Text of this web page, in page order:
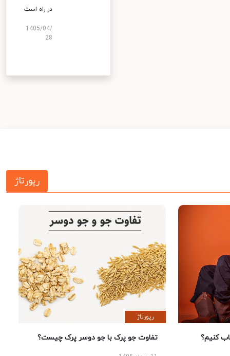
در راه است
1405/04/
28
رپورتاژ
کنیم؟
رپورتاژ
تفاوت جو پرک با جو دوسر پرک چیست؟